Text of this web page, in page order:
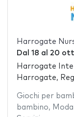
Harrogate
Dal 18 al 20
Harrogate
Harrogate,
Giochi per
bambino,